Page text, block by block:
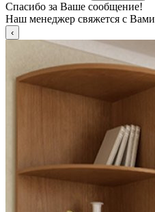
Спасибо за Ваше сообщение!
Наш менеджер свяжется с